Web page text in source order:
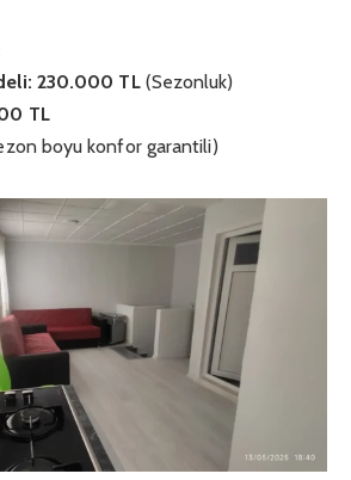
230.000 TL(Sezonluk)
TL
boyu konfor garantili)